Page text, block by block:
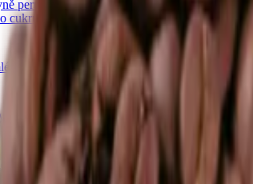
peruánská physalis Zázvor Ostatní exotické
cukru
Nesířené ovoce
čokoládě Ořechy v bílé čokoládě a jogurtu
pecky Hořká čokoláda Mléčná čokoláda
bonbóny a fazolky Mix